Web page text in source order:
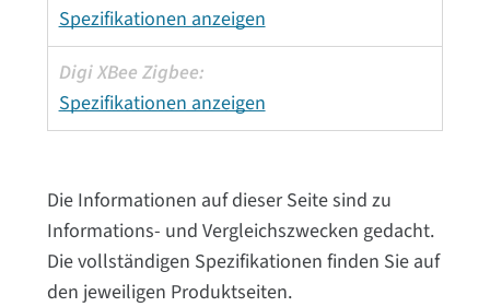
Spezifikationen anzeigen
Spezifikationen anzeigen
Die Informationen auf dieser Seite sind zu
Informations- und Vergleichszwecken gedacht.
Die vollständigen Spezifikationen finden Sie auf
den jeweiligen Produktseiten.